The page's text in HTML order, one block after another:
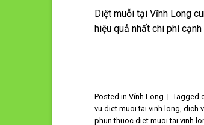
Diệt muỗi tại Vĩnh Long
hiệu quả nhất chi phí
Posted in Vĩnh Long | Tagged
vu diet muoi tai vinh long, dich
phun thuoc diet muoi tai vinh